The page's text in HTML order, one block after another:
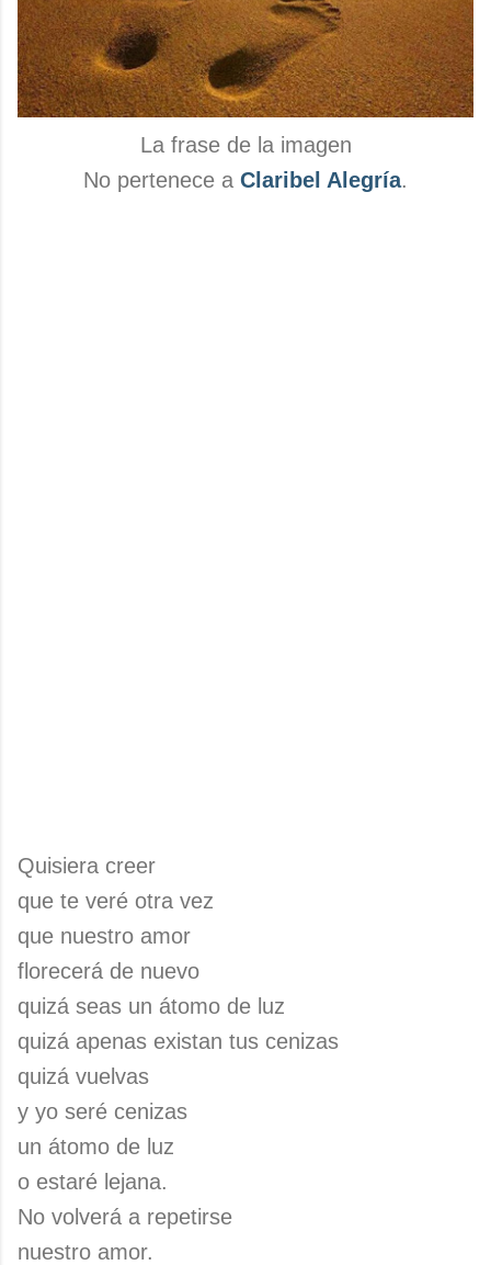
La frase de la imagen
No pertenece a Claribel Alegría.
Quisiera creer
que te veré otra vez
que nuestro amor
florecerá de nuevo
quizá seas un átomo de luz
quizá apenas existan tus cenizas
quizá vuelvas
y yo seré cenizas
un átomo de luz
o estaré lejana.
No volverá a repetirse
nuestro amor.